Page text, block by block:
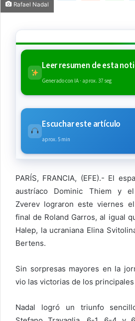
Rafael Nadal
Leer resumen de esta
Generado con IA · aprox. 37 seg
Escuchar este artículo
aprox. 5 min
PARÍS, FRANCIA, (EFE).- El
austríaco Dominic Thiem y
Zverev lograron este viernes
final de Roland Garros, al igual
Halep, la ucraniana Elina
Bertens.
Sin sorpresas mayores en la
vio las victorias de los
Nadal logró un triunfo